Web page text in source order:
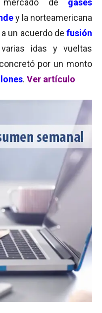
de gases
y la norteamericana
un acuerdo defusión
idas y vueltas
por un monto
. Ver artículo